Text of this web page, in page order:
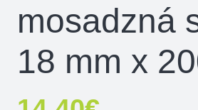
mosadzná
18 mm x